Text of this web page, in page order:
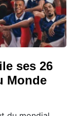
ses 26
Monde